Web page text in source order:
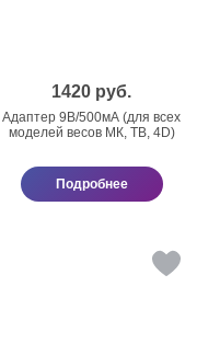
1420 руб.
Адаптер 9В/500мА (для всех
моделей весов МК, ТВ, 4D)
Подробнее